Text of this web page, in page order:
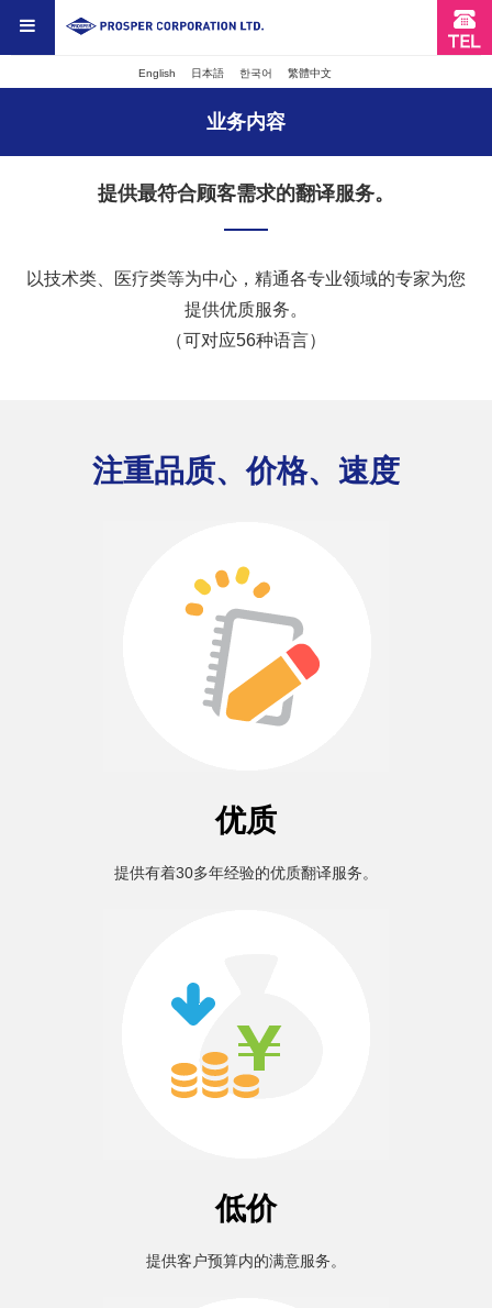
English 日本語 한국어 繁體中文
业务内容
提供最符合顾客需求的翻译服务。
以技术类、医疗类等为中心，精通各专业领域的专家为您
提供优质服务。
（可对应56种语言）
注重品质、价格、速度
优质
提供有着30多年经验的优质翻译服务。
低价
提供客户预算内的满意服务。